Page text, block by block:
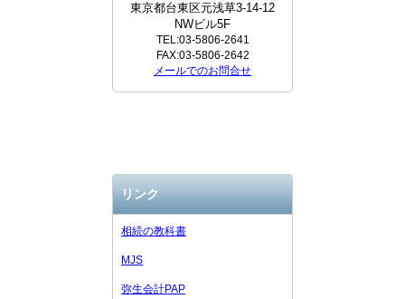
東京都台東区元浅草3-14-12
NWビル5F
TEL:03-5806-2641
FAX:03-5806-2642
メールでのお問合せ
リンク
相続の教科書
MJS
弥生会計PAP